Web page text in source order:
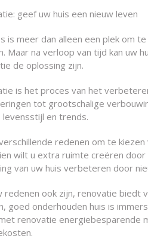
geef uw huis een nieuw leven
is meer dan alleen een plek om
Maar na verloop van tijd kan uw
de oplossing zijn.
is het proces van het
tot grootschalige
levensstijl en trends.
redenen om te
wilt u extra ruimte creëren
van uw huis verbeteren door
redenen ook zijn, renovatie biedt
goed onderhouden huis is
renovatie energiebesparende